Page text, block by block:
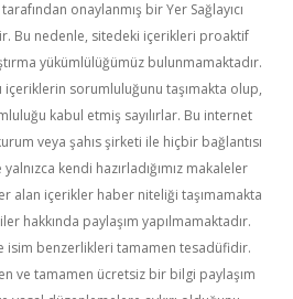
onaylanmış bir Yer Sağlayıcı
Bu nedenle, sitedeki içerikleri proaktif
yükümlülüğümüz bulunmamaktadır.
içeriklerin sorumluluğunu taşımakta olup,
kabul etmiş sayılırlar. Bu internet
veya şahıs şirketi ile hiçbir bağlantısı
kendi hazırladığımız makaleler
alan içerikler haber niteliği taşımamakta
hakkında paylaşım yapılmamaktadır.
isim benzerlikleri tamamen tesadüfidir.
ve tamamen ücretsiz bir bilgi paylaşım